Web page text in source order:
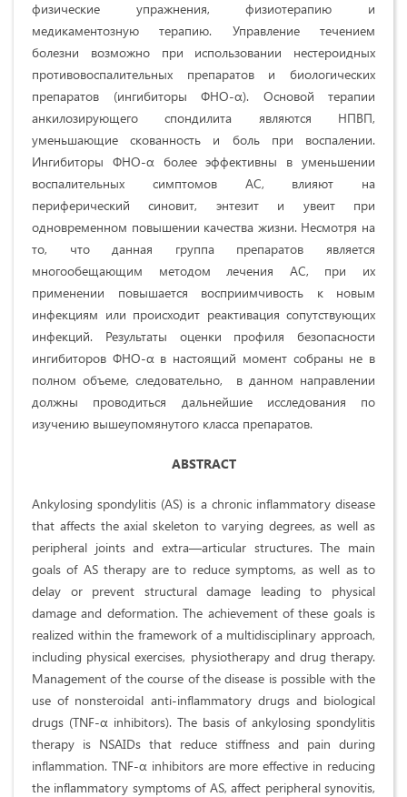
физические упражнения, физиотерапию и
медикаментозную терапию. Управление течением
болезни возможно при использовании нестероидных
противовоспалительных препаратов и биологических
препаратов (ингибиторы ФНО-α). Основой терапии
анкилозирующего спондилита являются НПВП,
уменьшающие скованность и боль при воспалении.
Ингибиторы ФНО-α более эффективны в уменьшении
воспалительных симптомов АС, влияют на
периферический синовит, энтезит и увеит при
одновременном повышении качества жизни. Несмотря на
то, что данная группа препаратов является
многообещающим методом лечения АС, при их
применении повышается восприимчивость к новым
инфекциям или происходит реактивация сопутствующих
инфекций. Результаты оценки профиля безопасности
ингибиторов ФНО-α в настоящий момент собраны не в
полном объеме, следовательно, в данном направлении
должны проводиться дальнейшие исследования по
изучению вышеупомянутого класса препаратов.
ABSTRACT
Ankylosing spondylitis (AS) is a chronic inflammatory disease
that affects the axial skeleton to varying degrees, as well as
peripheral joints and extra—articular structures. The main
goals of AS therapy are to reduce symptoms, as well as to
delay or prevent structural damage leading to physical
damage and deformation. The achievement of these goals is
realized within the framework of a multidisciplinary approach,
including physical exercises, physiotherapy and drug therapy.
Management of the course of the disease is possible with the
use of nonsteroidal anti-inflammatory drugs and biological
drugs (TNF-α inhibitors). The basis of ankylosing spondylitis
therapy is NSAIDs that reduce stiffness and pain during
inflammation. TNF-α inhibitors are more effective in reducing
the inflammatory symptoms of AS, affect peripheral synovitis,